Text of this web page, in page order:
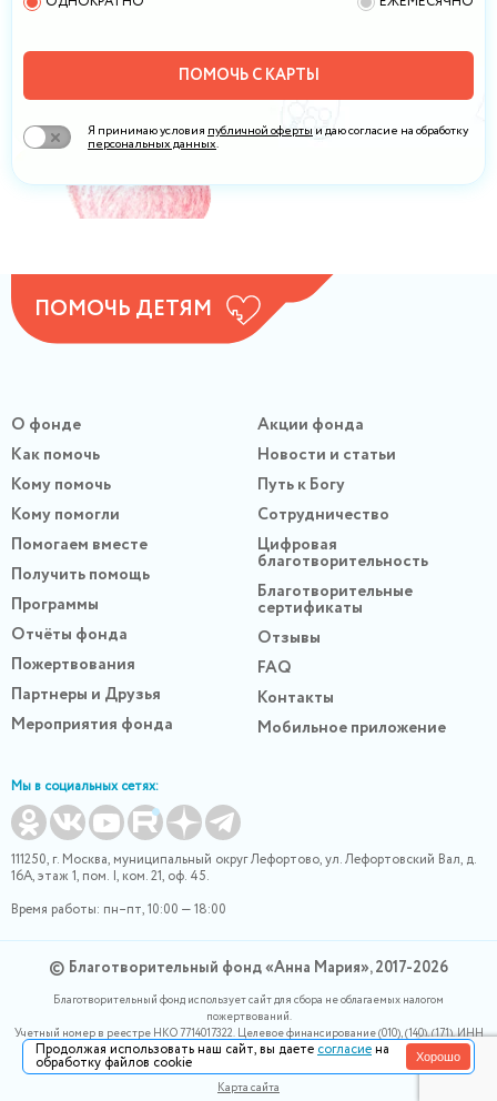
ПОМОЧЬ С КАРТЫ
Я принимаю условия публичной оферты и даю согласие на обработку
персональных данных.
ПОМОЧЬ ДЕТЯМ
О фонде
Как помочь
Кому помочь
Кому помогли
Помогаем вместе
Получить помощь
Программы
Отчёты фонда
Пожертвования
Партнеры и Друзья
Мероприятия фонда
Акции фонда
Новости и статьи
Путь к Богу
Сотрудничество
Цифровая
благотворительность
Благотворительные
сертификаты
Отзывы
FAQ
Контакты
Мобильное приложение
Мы в социальных сетях:
111250, г. Москва, муниципальный округ Лефортово, ул. Лефортовский Вал, д.
16А, этаж 1, пом. I, ком. 21, оф. 45.
Время работы: пн–пт, 10:00 — 18:00
© Благотворительный фонд «Анна Мария», 2017-2026
Благотворительный фонд использует сайт для сбора не облагаемых налогом
пожертвований.
Учетный номер в реестре НКО 7714017322. Целевое финансирование (010), (140), (171). ИНН
0400007265, ОГРН 1180400000220. Номер в реестре Роскомнадзора 77-24-166339
Политика конфидециальности
Карта сайта
Продолжая использовать наш сайт, вы даете согласиена
обработку файлов cookie Хорошо